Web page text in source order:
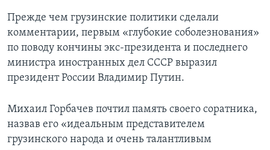
Прежде чем грузинские политики сделали
комментарии, первым «глубокие соболезнования»
по поводу кончины экс-президента и последнего
министра иностранных дел СССР выразил
президент России Владимир Путин.
Михаил Горбачев почтил память своего соратника,
назвав его «идеальным представителем
грузинского народа и очень талантливым